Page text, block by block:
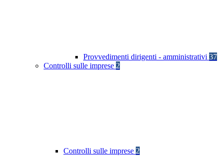
Provvedimenti dirigenti - amministrativi 37
Controlli sulle imprese 2
Controlli sulle imprese 2